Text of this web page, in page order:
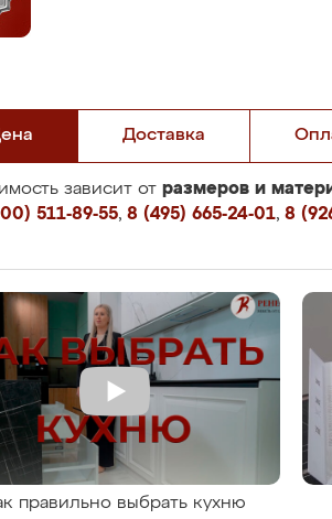
Доставка
зависит от размеров и
511-89-55, 8 (495) 665-24-01, 8
правильно выбрать кухню